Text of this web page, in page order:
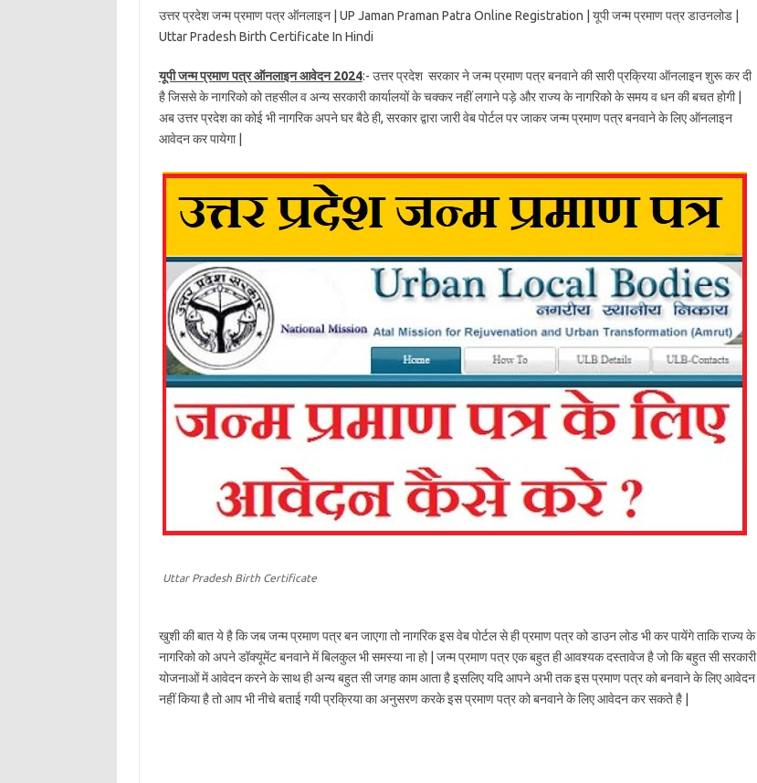
उत्तर प्रदेश जन्म प्रमाण पत्र ऑनलाइन | UP Jaman Praman Patra Online Registration | यूपी जन्म प्रमाण पत्र डाउनलोड |
Uttar Pradesh Birth Certificate In Hindi
यूपी जन्म प्रमाण पत्र ऑनलाइन आवेदन 2024:- उत्तर प्रदेश सरकार ने जन्म प्रमाण पत्र बनवाने की सारी प्रक्रिया ऑनलाइन शुरू कर दी
है जिससे के नागरिको को तहसील व अन्य सरकारी कार्यालयों के चक्कर नहीं लगाने पड़े और राज्य के नागरिको के समय व धन की बचत होगी |
अब उत्तर प्रदेश का कोई भी नागरिक अपने घर बैठे ही, सरकार द्वारा जारी वेब पोर्टल पर जाकर जन्म प्रमाण पत्र बनवाने के लिए ऑनलाइन
आवेदन कर पायेगा |
Uttar Pradesh Birth Certificate
खुशी की बात ये है कि जब जन्म प्रमाण पत्र बन जाएगा तो नागरिक इस वेब पोर्टल से ही प्रमाण पत्र को डाउन लोड भी कर पायेंगे ताकि राज्य के
नागरिको को अपने डॉक्यूमेंट बनवाने में बिलकुल भी समस्या ना हो | जन्म प्रमाण पत्र एक बहुत ही आवश्यक दस्तावेज है जो कि बहुत सी सरकारी
योजनाओं में आवेदन करने के साथ ही अन्य बहुत सी जगह काम आता है इसलिए यदि आपने अभी तक इस प्रमाण पत्र को बनवाने के लिए आवेदन
नहीं किया है तो आप भी नीचे बताई गयी प्रक्रिया का अनुसरण करके इस प्रमाण पत्र को बनवाने के लिए आवेदन कर सकते है |